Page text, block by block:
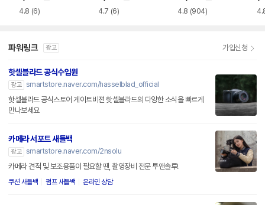
4.8 (6) 4.7 (6) 4.8 (904)
파워링크 광고 가입신청
핫셀블라드 공식수입원
광고 smartstore.naver.com/hasselblad_official
핫셀블라드 공식스토어 게이트비젼 핫셀블라드의 다양한 소식을 빠르게
만나보세요
카메라 서포트 새들백
광고 smartstore.naver.com/2nsolu
카메라 견적 및 보조용품이 필요할 땐, 촬영장비 전문 투앤솔루!
쿠션 새들백 펌프 새들백 온라인 상담